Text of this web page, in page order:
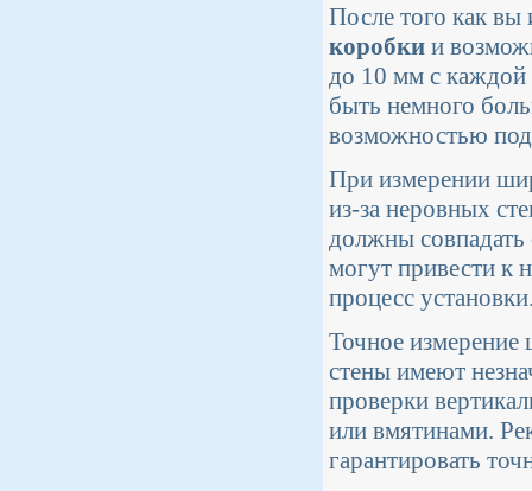
После того как
коробки и
до 10 мм с каждой
быть немного
возможностью
При измерении
из-за неровных
должны
могут привести к
процесс
Точное измерение
стены имеют
проверки
или вмятинами.
гарантировать